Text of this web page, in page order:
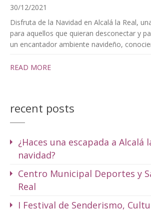
30/12/2021
Disfruta de la Navidad en Alcalá la Real,
para aquellos que quieran desconectar y
un encantador ambiente navideño,
READ MORE
recent posts
¿Haces una escapada a Alcalá
navidad?
Centro Municipal Deportes y
Real
I Festival de Senderismo,